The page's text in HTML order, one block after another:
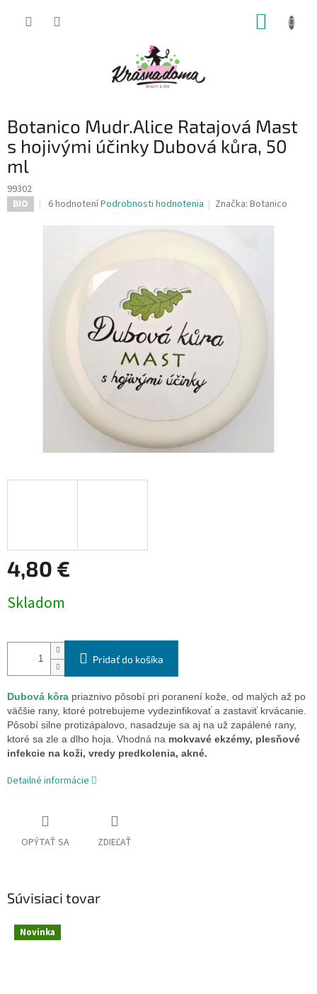
Botanico Mudr.Alice Ratajová Mast
s hojivými účinky Dubová kůra, 50
ml
99302
BIO
Priemerné
hviezdičiek.
6 hodnoteníPodrobnosti hodnotenia Značka:Botanico
4,80 €
cena:
Skladom
Pridať do košíka
Dubová kôra priaznivo pôsobí pri poranení kože, od malých až po
väčšie rany, ktoré potrebujeme vydezinfikovať a zastaviť krvácanie.
Pôsobí silne protizápalovo, nasadzuje sa aj na už zapálené rany,
ktoré sa zle a dlho hoja. Vhodná na mokvavé ekzémy, plesňové
infekcie na koži, vredy predkolenia, akné.
Detailné informácie
OPÝTAŤ SA ZDIEĽAŤ
Súvisiaci tovar
Novinka